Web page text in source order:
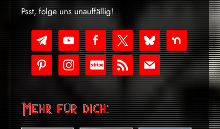
Psst, folge uns unauffällig!
telegramyoutube-
play
facebookx blueskynextdoor
pinterest instagram
cc-
stripe
rss mail
Mehr für dich: